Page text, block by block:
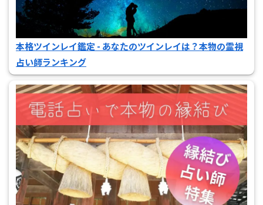
本格ツインレイ鑑定 - あなたのツインレイは？本物の霊視
占い師ランキング